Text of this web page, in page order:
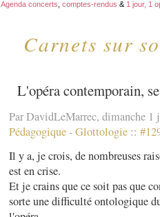
Carnets sur
Agenda concerts comptes-rendus & 1 jour, 1
L'opéra contemporain,
Par DavidLeMarrec, dimanche 1
Pédagogique-Glottologie ::
Il y a, je crois, de nombreuses
est en crise.
Et je crains que ce soit pas que
sorte une difficulté ontologique